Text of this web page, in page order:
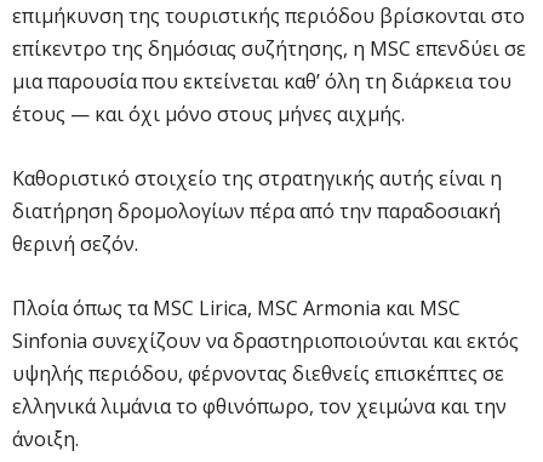
επιμήκυνση της τουριστικής περιόδου βρίσκονται στο
επίκεντρο της δημόσιας συζήτησης, η MSC επενδύει σε
μια παρουσία που εκτείνεται καθ’ όλη τη διάρκεια του
έτους — και όχι μόνο στους μήνες αιχμής.
Καθοριστικό στοιχείο της στρατηγικής αυτής είναι η
διατήρηση δρομολογίων πέρα από την παραδοσιακή
θερινή σεζόν.
Πλοία όπως τα MSC Lirica, MSC Armonia και MSC
Sinfonia συνεχίζουν να δραστηριοποιούνται και εκτός
υψηλής περιόδου, φέρνοντας διεθνείς επισκέπτες σε
ελληνικά λιμάνια το φθινόπωρο, τον χειμώνα και την
άνοιξη.